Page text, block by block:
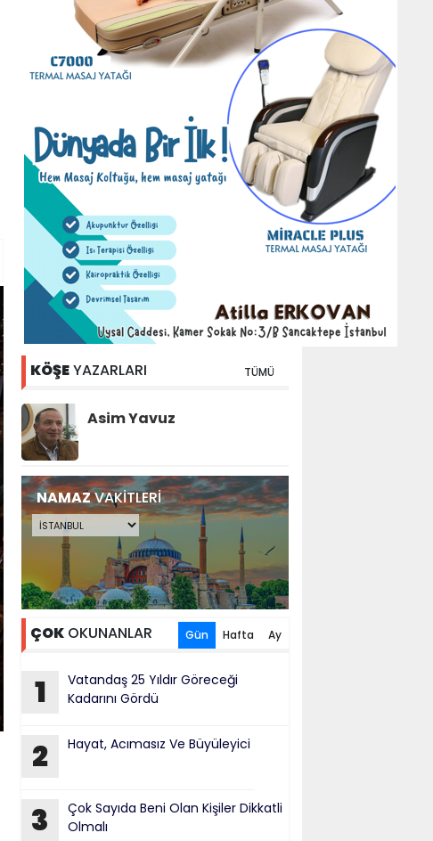
KÖŞEYAZARLARI TÜMÜ
Asim Yavuz
NAMAZVAKİTLERİ
ÇOK OKUNANLAR Gün Hafta Ay
1
Vatandaş 25 Yıldır Göreceği
Kadarını Gördü
2 Hayat, Acımasız Ve Büyüleyici
3
Çok Sayıda Beni Olan Kişiler Dikkatli
Olmalı